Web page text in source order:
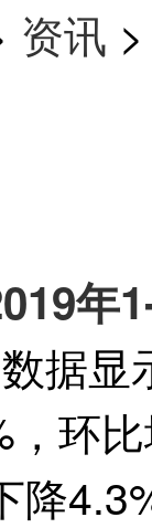
资讯 >
年
据
环
降